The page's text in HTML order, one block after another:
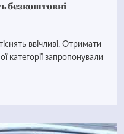
безкоштовні
ввічливі. Отримати
категорії запропонували